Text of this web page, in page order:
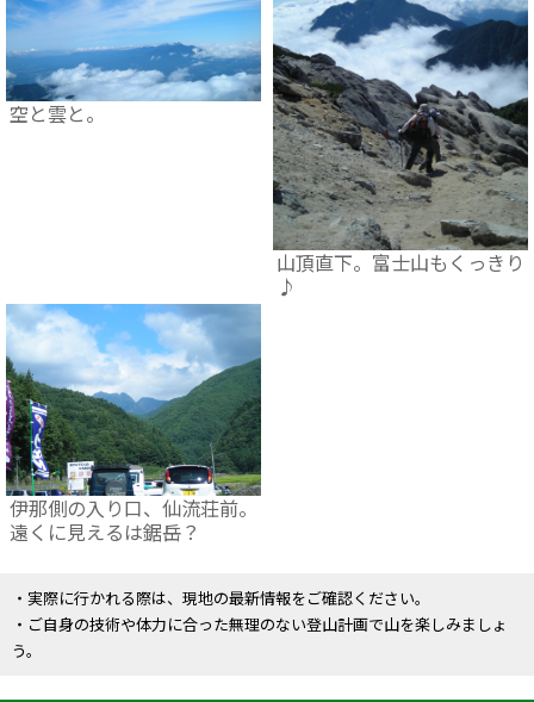
空と雲と。
山頂直下。富士山もくっきり
♪
伊那側の入り口、仙流荘前。
遠くに見えるは鋸岳？
・実際に行かれる際は、現地の最新情報をご確認ください。
・ご自身の技術や体力に合った無理のない登山計画で山を楽しみましょ
う。